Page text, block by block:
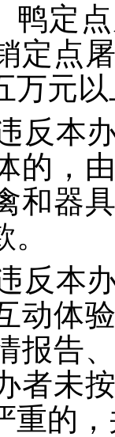
鸭定
定点
万元
反本
的，
和器
反本
动体
报告
者未
重的